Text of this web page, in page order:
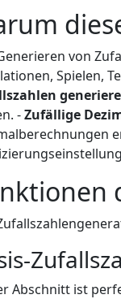
von
Spielen,
-Zufällige
Abschnitt ist